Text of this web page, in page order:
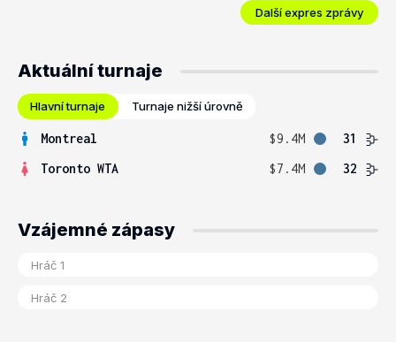
Další expres zprávy
Aktuální turnaje
Hlavní turnaje Turnaje nižší úrovně
Montreal $9.4M
31
Toronto WTA
$7.4M 32
Vzájemné zápasy